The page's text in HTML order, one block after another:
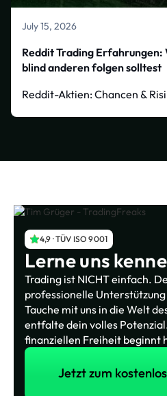
July 15, 2026
Reddit Trading Erfahrungen:
blind anderen folgen solltest
Reddit-Aktien: Chancen &
4,9 · TÜV ISO 9001
Lerne uns
Trading ist NICHT einfach.
professionelle
Tauche mit uns in die Welt
entfalte dein volles
finanziellen Freiheit beginnt
Jetzt zum
Jetzt zum kostenlosen